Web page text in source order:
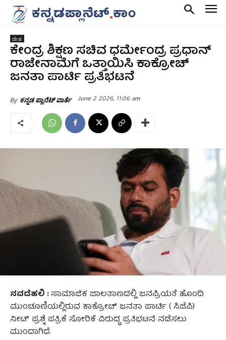
ದೇಶ
ಕೇಂದ್ರ ಶಿಕ್ಷಣ ಸಚಿವ ಧರ್ಮೇಂದ್ರ ಪ್ರಧಾನ್‌
ರಾಜೇನಾಮೆಗೆ ಒತ್ತಾಯಿಸಿ ಕಾಕ್ರೋಚ್‌
ಜನತಾ ಪಾರ್ಟಿ ಪ್ರತಿಭಟನೆ
By ಕನ್ನಡ ಪ್ಲಾನೆಟ್ ವಾರ್ತೆ June 2 2026, 11:06 am
ನವದೆಹಲಿ :ಸಾಮಾಜಿಕ ಜಾಲತಾಣದಲ್ಲಿ ಜನಪ್ರಿಯತೆ ಹೊಂದಿ
ಮುಂಚೂಣಿಯಲ್ಲಿರುವ ಕಾಕ್ರೋಚ್‌ ಜನತಾ ಪಾರ್ಟಿ ( ಸಿಜೆಪಿ)
ನೀಟ್‌ ಪ್ರಶ್ನೆ ಪತ್ರಿಕೆ ಸೋರಿಕೆ ವಿರುದ್ಧ ಪ್ರತಿಭಟನೆ ನಡೆಸಲು
ಮುಂದಾಗಿದೆ.